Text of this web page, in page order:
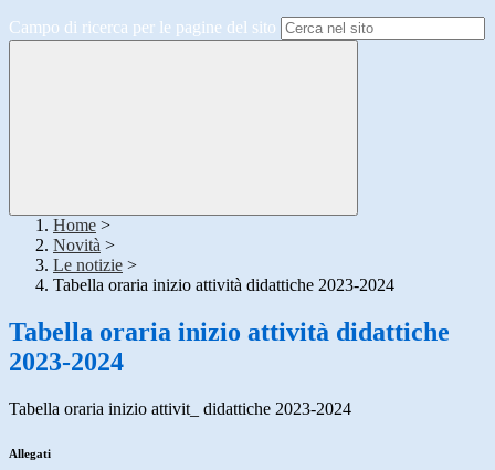
Campo di ricerca per le pagine del sito
Home >
Novità >
Le notizie >
Tabella oraria inizio attività didattiche 2023-2024
Tabella oraria inizio attività didattiche
2023-2024
Tabella oraria inizio attivit_ didattiche 2023-2024
Allegati